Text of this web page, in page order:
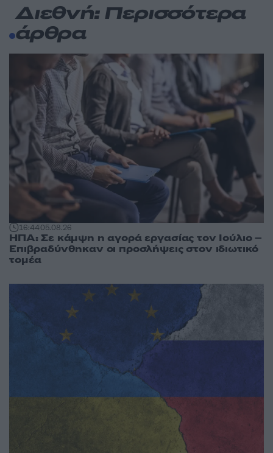
Διεθνή: Περισσότερα
άρθρα
16:4405.08.26
ΗΠΑ: Σε κάμψη η αγορά εργασίας τον Ιούλιο –
Επιβραδύνθηκαν οι προσλήψεις στον ιδιωτικό
τομέα